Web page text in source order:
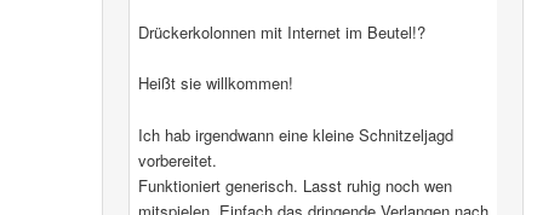
Drückerkolonnen mit Internet im Beutel!?
Heißt sie willkommen!
Ich hab irgendwann eine kleine Schnitzeljagd
vorbereitet.
Funktioniert generisch. Lasst ruhig noch wen
mitspielen. Einfach das dringende Verlangen nach